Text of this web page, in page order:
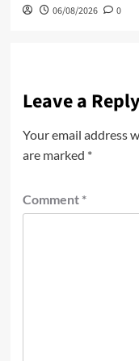
06/08/2026 0
Leave a Reply
Your email address
are marked *
Comment *